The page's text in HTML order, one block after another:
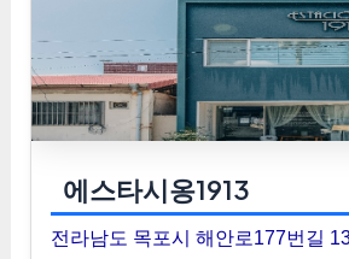
에스타시옹1913
전라남도 목포시 해안로177번길